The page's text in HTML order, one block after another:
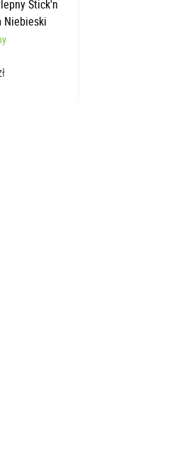
Stick'n
Niebieski